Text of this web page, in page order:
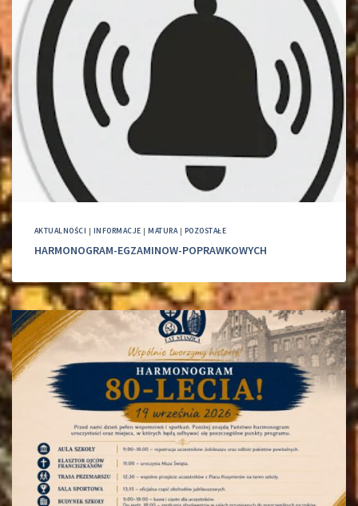
AKTUALNOŚCI | INFORMACJE |MATURA| POZOSTAŁE
HARMONOGRAM-EGZAMINOW-POPRAWKOWYCH